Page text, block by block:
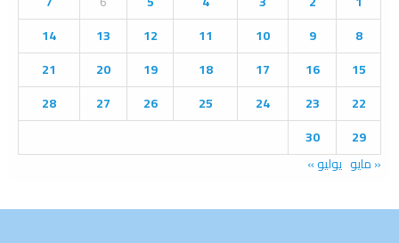
R
C
H
8
9
10
11
12
13
14
15
16
17
18
19
20
21
22
23
24
25
26
27
28
29
30
« مايو يوليو »